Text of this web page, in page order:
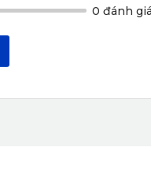
360, xe sẽ trở nên
hợp với nội thất xe.
0 đánh giá